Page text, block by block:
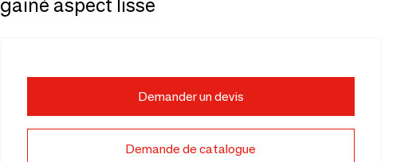
gainé aspect lisse
Demander un devis
Demande de catalogue